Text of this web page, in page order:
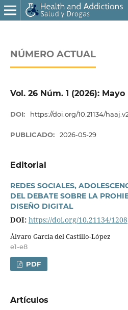
NÚMERO ACTUAL
Vol. 26 Núm. 1 (2026): Mayo
DOI: https://doi.org/10.21134/
PUBLICADO: 2026-05-29
Editorial
REDES SOCIALES,
DEL DEBATE SOBRE LA
DISEÑO DIGITAL
DOI: https://doi.org/10.21134/1208
Álvaro Garcí­a del Castillo-López
e1-e8
PDF
Artí­culos